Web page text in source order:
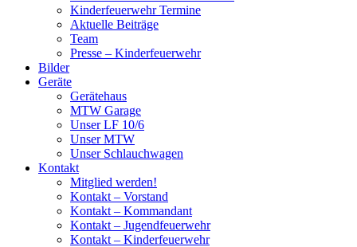
Kinderfeuerwehr Termine
Aktuelle Beiträge
Team
Presse – Kinderfeuerwehr
Bilder
Geräte
Gerätehaus
MTW Garage
Unser LF 10/6
Unser MTW
Unser Schlauchwagen
Kontakt
Mitglied werden!
Kontakt – Vorstand
Kontakt – Kommandant
Kontakt – Jugendfeuerwehr
Kontakt – Kinderfeuerwehr